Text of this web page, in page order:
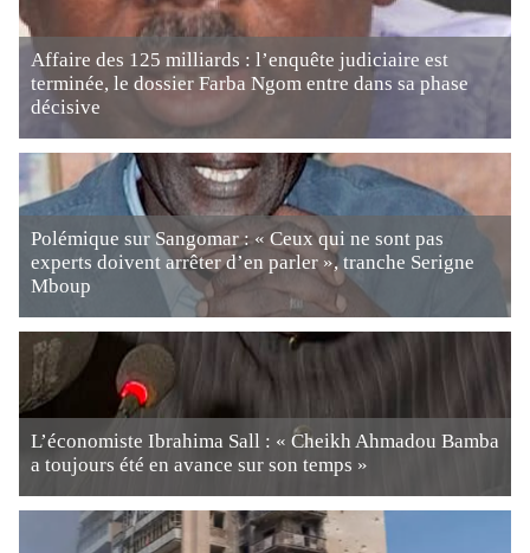
Affaire des 125 milliards : l’enquête judiciaire est
terminée, le dossier Farba Ngom entre dans sa phase
décisive
Polémique sur Sangomar : « Ceux qui ne sont pas
experts doivent arrêter d’en parler », tranche Serigne
Mboup
L’économiste Ibrahima Sall : « Cheikh Ahmadou Bamba
a toujours été en avance sur son temps »